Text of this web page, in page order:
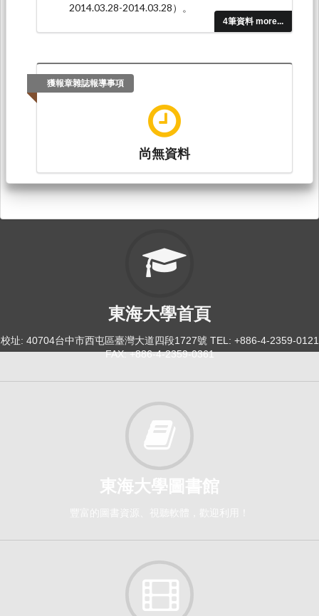
4筆資料 more...
2014.03.28-2014.03.28）。
獲報章雜誌報導事項
尚無資料
東海大學首頁
校址: 40704台中市西屯區臺灣大道四段1727號 TEL: +886-4-2359-0121
FAX: +886-4-2359-0361
東海大學圖書館
豐富的圖書資源、視聽軟體，歡迎利用！